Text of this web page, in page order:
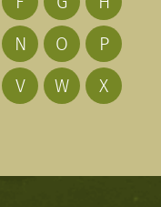
N O
P
V W
X